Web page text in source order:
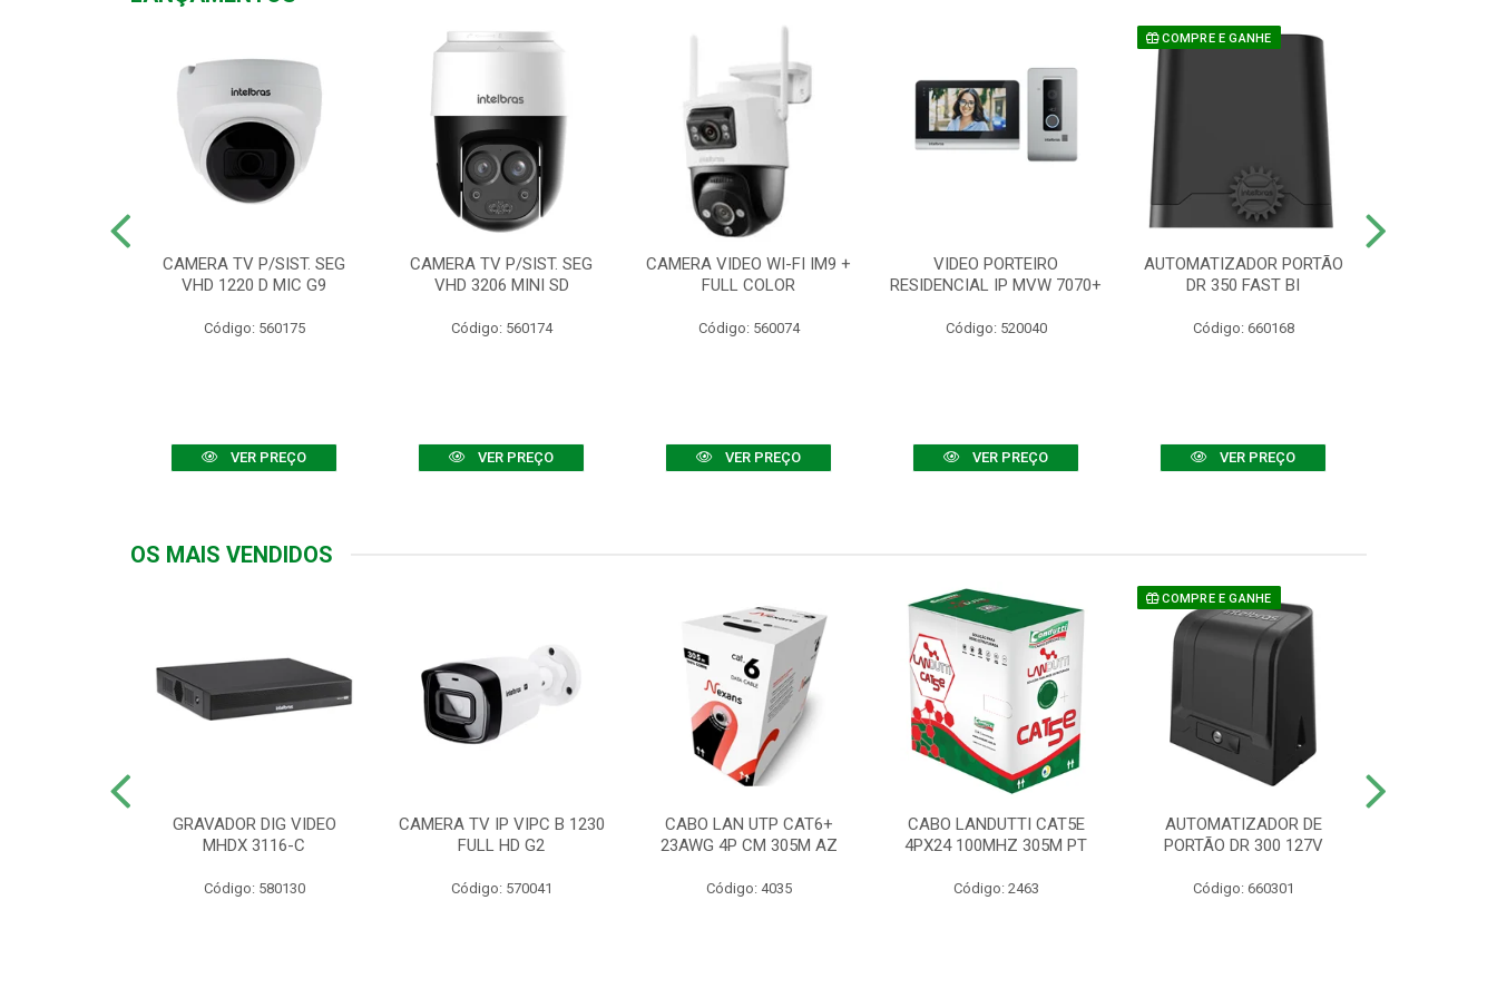
CAMERA TV P/SIST. SEG
VHD 1220 D MIC G9
Código: 560175
VER PREÇO
CAMERA TV P/SIST. SEG
VHD 3206 MINI SD
Código: 560174
VER PREÇO
CAMERA VIDEO WI-FI IM9 +
FULL COLOR
Código: 560074
VER PREÇO
VIDEO PORTEIRO
RESIDENCIAL IP MVW 7070+
Código: 520040
VER PREÇO
COMPRE E GANHE
AUTOMATIZADOR PORTÃO
DR 350 FAST BI
Código: 660168
VER PREÇO
OS MAIS VENDIDOS
GRAVADOR DIG VIDEO
MHDX 3116-C
Código: 580130
CAMERA TV IP VIPC B 1230
FULL HD G2
Código: 570041
CABO LAN UTP CAT6+
23AWG 4P CM 305M AZ
Código: 4035
CABO LANDUTTI CAT5E
4PX24 100MHZ 305M PT
Código: 2463
COMPRE E GANHE
AUTOMATIZADOR DE
PORTÃO DR 300 127V
Código: 660301